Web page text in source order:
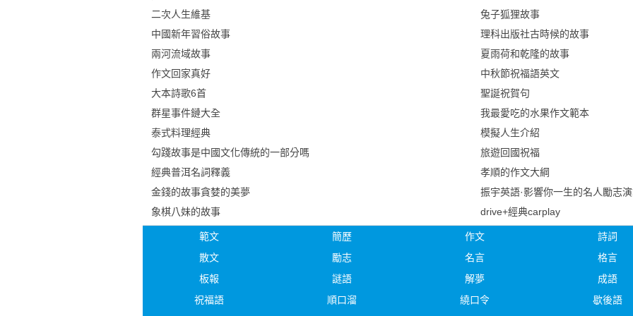
二次人生維基
中國新年習俗故事
兩河流域故事
作文回家真好
大本詩歌6首
群星事件鏈大全
泰式料理經典
勾踐故事是中國文化傳統的一部分嗎
經典普洱名詞釋義
金錢的故事貪婪的美夢
象棋八妹的故事
兔子狐狸故事
理科出版社古時候的故事
夏雨荷和乾隆的故事
中秋節祝福語英文
聖誕祝賀句
我最愛吃的水果作文範本
模擬人生介紹
旅遊回國祝福
孝順的作文大綱
振宇英語·影響你一生的名人勵志
drive+經典carplay
範文 簡歷 作文 詩詞
散文
勵志 名言 格言
板報
謎語 解夢 成語
祝福語
順口溜 繞口令 歇後語